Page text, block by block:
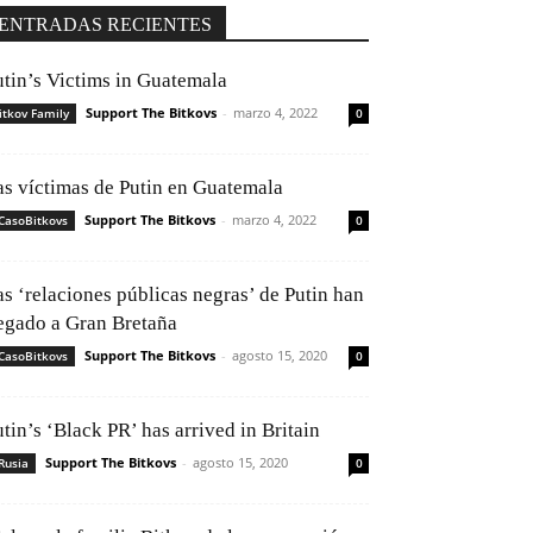
RECIENTES
Victims in Guatemala
Family Support The Bitkovs - marzo 4, 2022 0
víctimas de Putin en Guatemala
Support The Bitkovs - marzo 4, 2022 0
‘relaciones públicas negras’ de Putin han
a Gran Bretaña
Support The Bitkovs - agosto 15, 2020 0
‘Black PR’ has arrived in Britain
Support The Bitkovs - agosto 15, 2020 0